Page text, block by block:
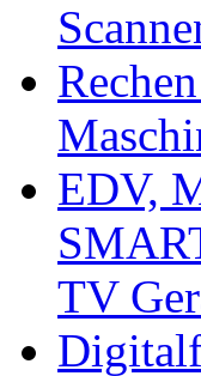
EDV,
TV